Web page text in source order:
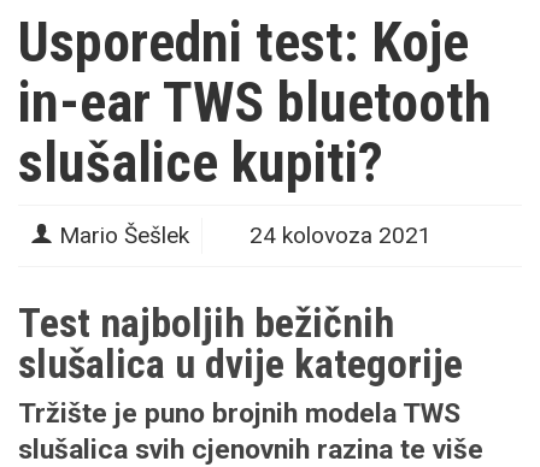
Usporedni test: Koje
in-ear TWS bluetooth
slušalice kupiti?
Mario Šešlek 24 kolovoza 2021
Test najboljih bežičnih
slušalica u dvije kategorije
Tržište je puno brojnih modela TWS
slušalica svih cjenovnih razina te više